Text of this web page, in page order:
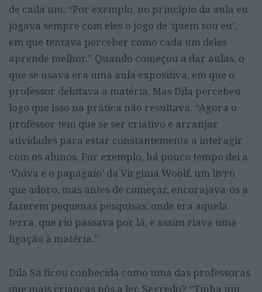
de cada um. “Por exemplo, no princípio da aula eu
jogava sempre com eles o jogo de ‘quem sou eu’,
em que tentava perceber como cada um deles
aprende melhor.” Quando começou a dar aulas, o
que se usava era uma aula expositiva, em que o
professor debitava a matéria. Mas Dila percebeu
logo que isso na prática não resultava. “Agora o
professor tem que se ser criativo e arranjar
atividades para estar constantemente a interagir
com os alunos. Por exemplo, há pouco tempo dei a
‘Viúva e o papagaio’ da Virginia Woolf, um livro
que adoro, mas antes de começar, encorajava-os a
fazerem pequenas pesquisas: onde era aquela
terra, que rio passava por lá, e assim riava uma
ligação à matéria.”
Dila Sá ficou conhecida como uma das professoras
que mais crianças pôs a ler. Segredo? “Tinha um